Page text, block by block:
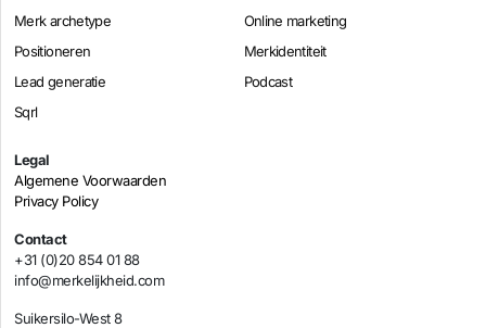
Merk archetype
Online marketing
Positioneren
Merkidentiteit
Lead generatie
Podcast
Sqrl
Legal
Algemene Voorwaarden
Privacy Policy
Contact
+31 (0)20 854 01 88
info@merkelijkheid.com
Suikersilo-West 8